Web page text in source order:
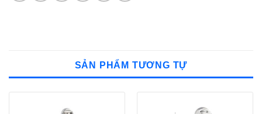
SẢN PHẨM TƯƠNG TỰ